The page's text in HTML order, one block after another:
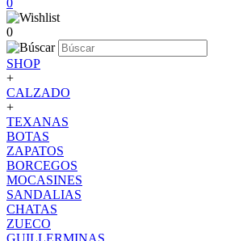
0
0
SHOP
+
CALZADO
+
TEXANAS
BOTAS
ZAPATOS
BORCEGOS
MOCASINES
SANDALIAS
CHATAS
ZUECO
GUILLERMINAS